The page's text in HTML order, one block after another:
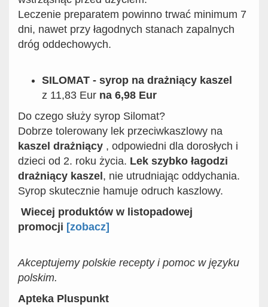
Leczenie preparatem powinno trwać minimum 7
dni, nawet przy łagodnych stanach zapalnych
dróg oddechowych.
SILOMAT - syrop na drażniący kaszel
z 11,83 Eur na 6,98 Eur
Do czego służy syrop Silomat?
Dobrze tolerowany lek przeciwkaszlowy na
kaszel drażniący , odpowiedni dla dorosłych i
dzieci od 2. roku życia. Lek szybko łagodzi
drażniący kaszel , nie utrudniając oddychania.
Syrop skutecznie hamuje odruch kaszlowy.
Wiecej produktów w listopadowej
promocji [zobacz]
Akceptujemy polskie recepty i pomoc w języku
polskim.
Apteka Pluspunkt